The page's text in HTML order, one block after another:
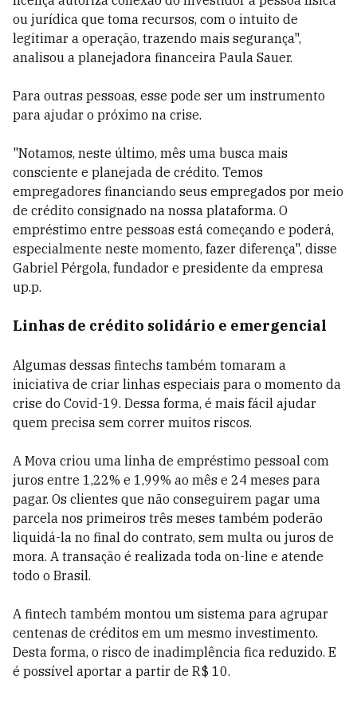
ou jurídica que toma recursos, com o intuito de
legitimar a operação, trazendo mais segurança",
analisou a planejadora financeira Paula Sauer.
Para outras pessoas, esse pode ser um instrumento
para ajudar o próximo na crise.
"Notamos, neste último, mês uma busca mais
consciente e planejada de crédito. Temos
empregadores financiando seus empregados por meio
de crédito consignado na nossa plataforma. O
empréstimo entre pessoas está começando e poderá,
especialmente neste momento, fazer diferença", disse
Gabriel Pérgola, fundador e presidente da empresa
up.p.
Linhas de crédito solidário e emergencial
Algumas dessas fintechs também tomaram a
iniciativa de criar linhas especiais para o momento da
crise do Covid-19. Dessa forma, é mais fácil ajudar
quem precisa sem correr muitos riscos.
A Mova criou uma linha de empréstimo pessoal com
juros entre 1,22% e 1,99% ao mês e 24 meses para
pagar. Os clientes que não conseguirem pagar uma
parcela nos primeiros três meses também poderão
liquidá-la no final do contrato, sem multa ou juros de
mora. A transação é realizada toda on-line e atende
todo o Brasil.
A fintech também montou um sistema para agrupar
centenas de créditos em um mesmo investimento.
Desta forma, o risco de inadimplência fica reduzido. E
é possível aportar a partir de R$ 10.